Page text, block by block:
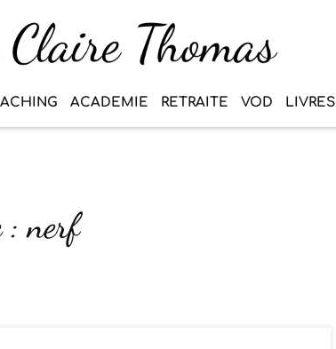
ACADEMIE RETRAITE VOD LIVRES
: nerf